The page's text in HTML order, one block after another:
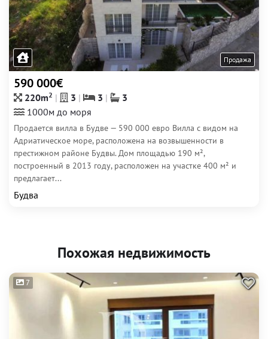
Продажа
590 000€
220m2 3 3
3
1000м до моря
Продается вилла в Будве — 590 000 евро Вилла с видом на
Адриатическое море, расположена на возвышенности в
престижном районе Будвы. Дом площадью 190 м²,
построенный в 2013 году, расположен на участке 400 м² и
предлагает...
Будва
Похожая недвижимость
7